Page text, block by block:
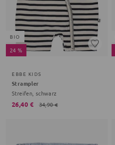
BIO
24 %
EBBE KIDS
Strampler
Streifen, schwarz
26,40 € 34,90 €